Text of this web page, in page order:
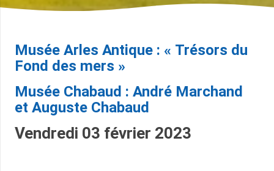
Musée Arles Antique : « Trésors du
Fond des mers »
Musée Chabaud : André Marchand
et Auguste Chabaud
Vendredi 03 février 2023